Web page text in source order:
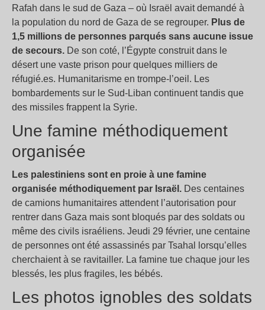
Rafah dans le sud de Gaza – où Israël avait demandé à
la population du nord de Gaza de se regrouper. Plus de
1,5 millions de personnes parqués sans aucune issue
de secours. De son coté, l’Égypte construit dans le
désert une vaste prison pour quelques milliers de
réfugié.es. Humanitarisme en trompe-l’oeil. Les
bombardements sur le Sud-Liban continuent tandis que
des missiles frappent la Syrie.
Une famine méthodiquement
organisée
Les palestiniens sont en proie à une famine
organisée méthodiquement par Israël. Des centaines
de camions humanitaires attendent l’autorisation pour
rentrer dans Gaza mais sont bloqués par des soldats ou
même des civils israéliens. Jeudi 29 février, une centaine
de personnes ont été assassinés par Tsahal lorsqu’elles
cherchaient à se ravitailler. La famine tue chaque jour les
blessés, les plus fragiles, les bébés.
Les photos ignobles des soldats